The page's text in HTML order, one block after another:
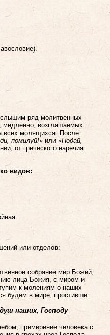
ряд молитвенных
медленно, возглашаемых
всех молящихся. После
помилуй!»или «Подай,
от греческого наречия
видов:
или отделов:
собрание мир Божий,
лица Божия, с миром и
к молениям о наших
будем в мире, простивши
наших, Господу
примирение человека с